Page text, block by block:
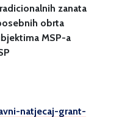
zanata
obrta
MSP-a
natjecaj-grant-